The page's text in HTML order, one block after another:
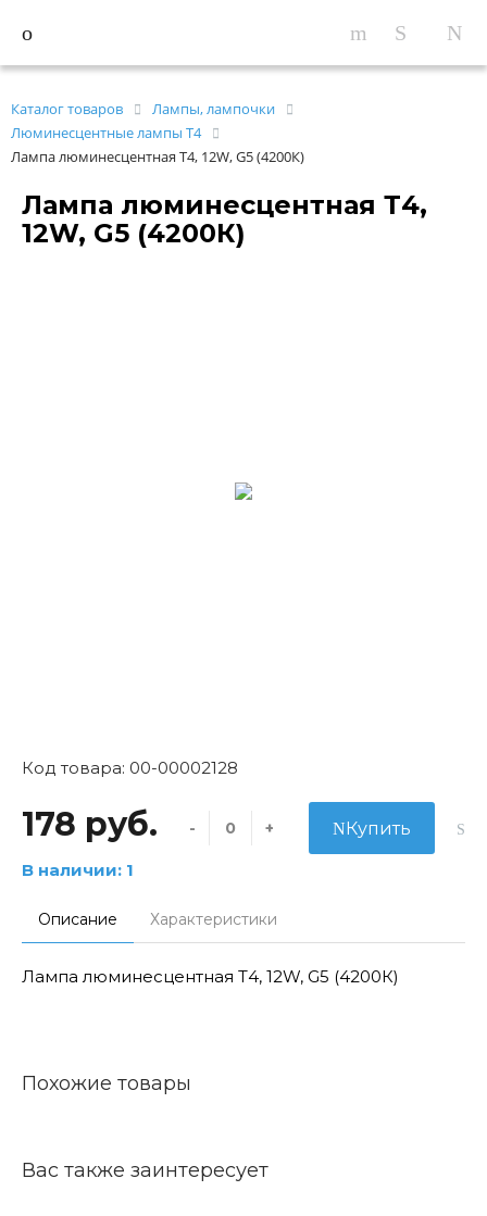
Каталог товаров
Лампы, лампочки
Люминесцентные лампы Т4
Лампа люминесцентная Т4, 12W, G5 (4200К)
Лампа люминесцентная Т4,
12W, G5 (4200К)
Код товара: 00-00002128
178 руб.
В наличии: 1
- + Купить
Описание Характеристики
Лампа люминесцентная Т4, 12W, G5 (4200К)
Похожие товары
Вас также заинтересует